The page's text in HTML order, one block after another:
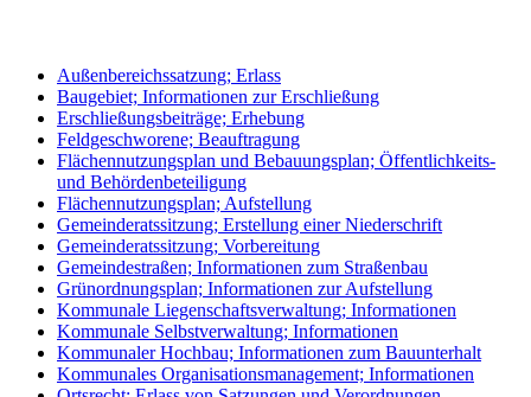
Außenbereichssatzung; Erlass
Baugebiet; Informationen zur Erschließung
Erschließungsbeiträge; Erhebung
Feldgeschworene; Beauftragung
Flächennutzungsplan und Bebauungsplan; Öffentlichkeits-
und Behördenbeteiligung
Flächennutzungsplan; Aufstellung
Gemeinderatssitzung; Erstellung einer Niederschrift
Gemeinderatssitzung; Vorbereitung
Gemeindestraßen; Informationen zum Straßenbau
Grünordnungsplan; Informationen zur Aufstellung
Kommunale Liegenschaftsverwaltung; Informationen
Kommunale Selbstverwaltung; Informationen
Kommunaler Hochbau; Informationen zum Bauunterhalt
Kommunales Organisationsmanagement; Informationen